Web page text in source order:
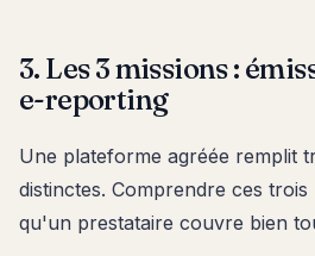
3. Les 3 missions :
e-reporting
Une plateforme agréée remplit
distinctes. Comprendre ces
qu'un prestataire couvre bien